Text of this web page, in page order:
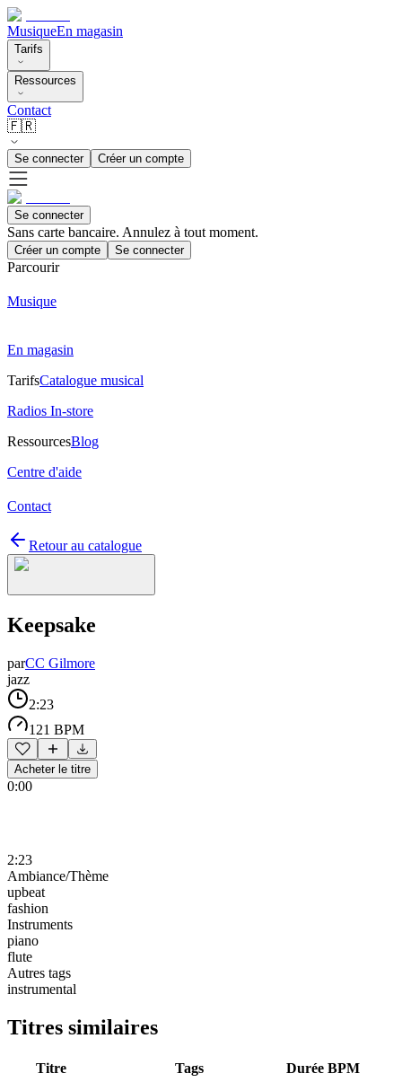
MusiqueEn magasin
Tarifs
Ressources
Contact
🇫🇷
Se connecter Créer un compte
Se connecter
Sans carte bancaire. Annulez à tout moment.
Créer un compte Se connecter
Parcourir
Musique
En magasin
TarifsCatalogue musical
Radios In-store
RessourcesBlog
Centre d'aide
Contact
Retour au catalogue
Keepsake
parCC Gilmore
jazz
2:23
121 BPM
Acheter le titre
0:00
2:23
Ambiance/Thème
upbeat
fashion
Instruments
piano
flute
Autres tags
instrumental
Titres similaires
Titre Tags Durée BPM